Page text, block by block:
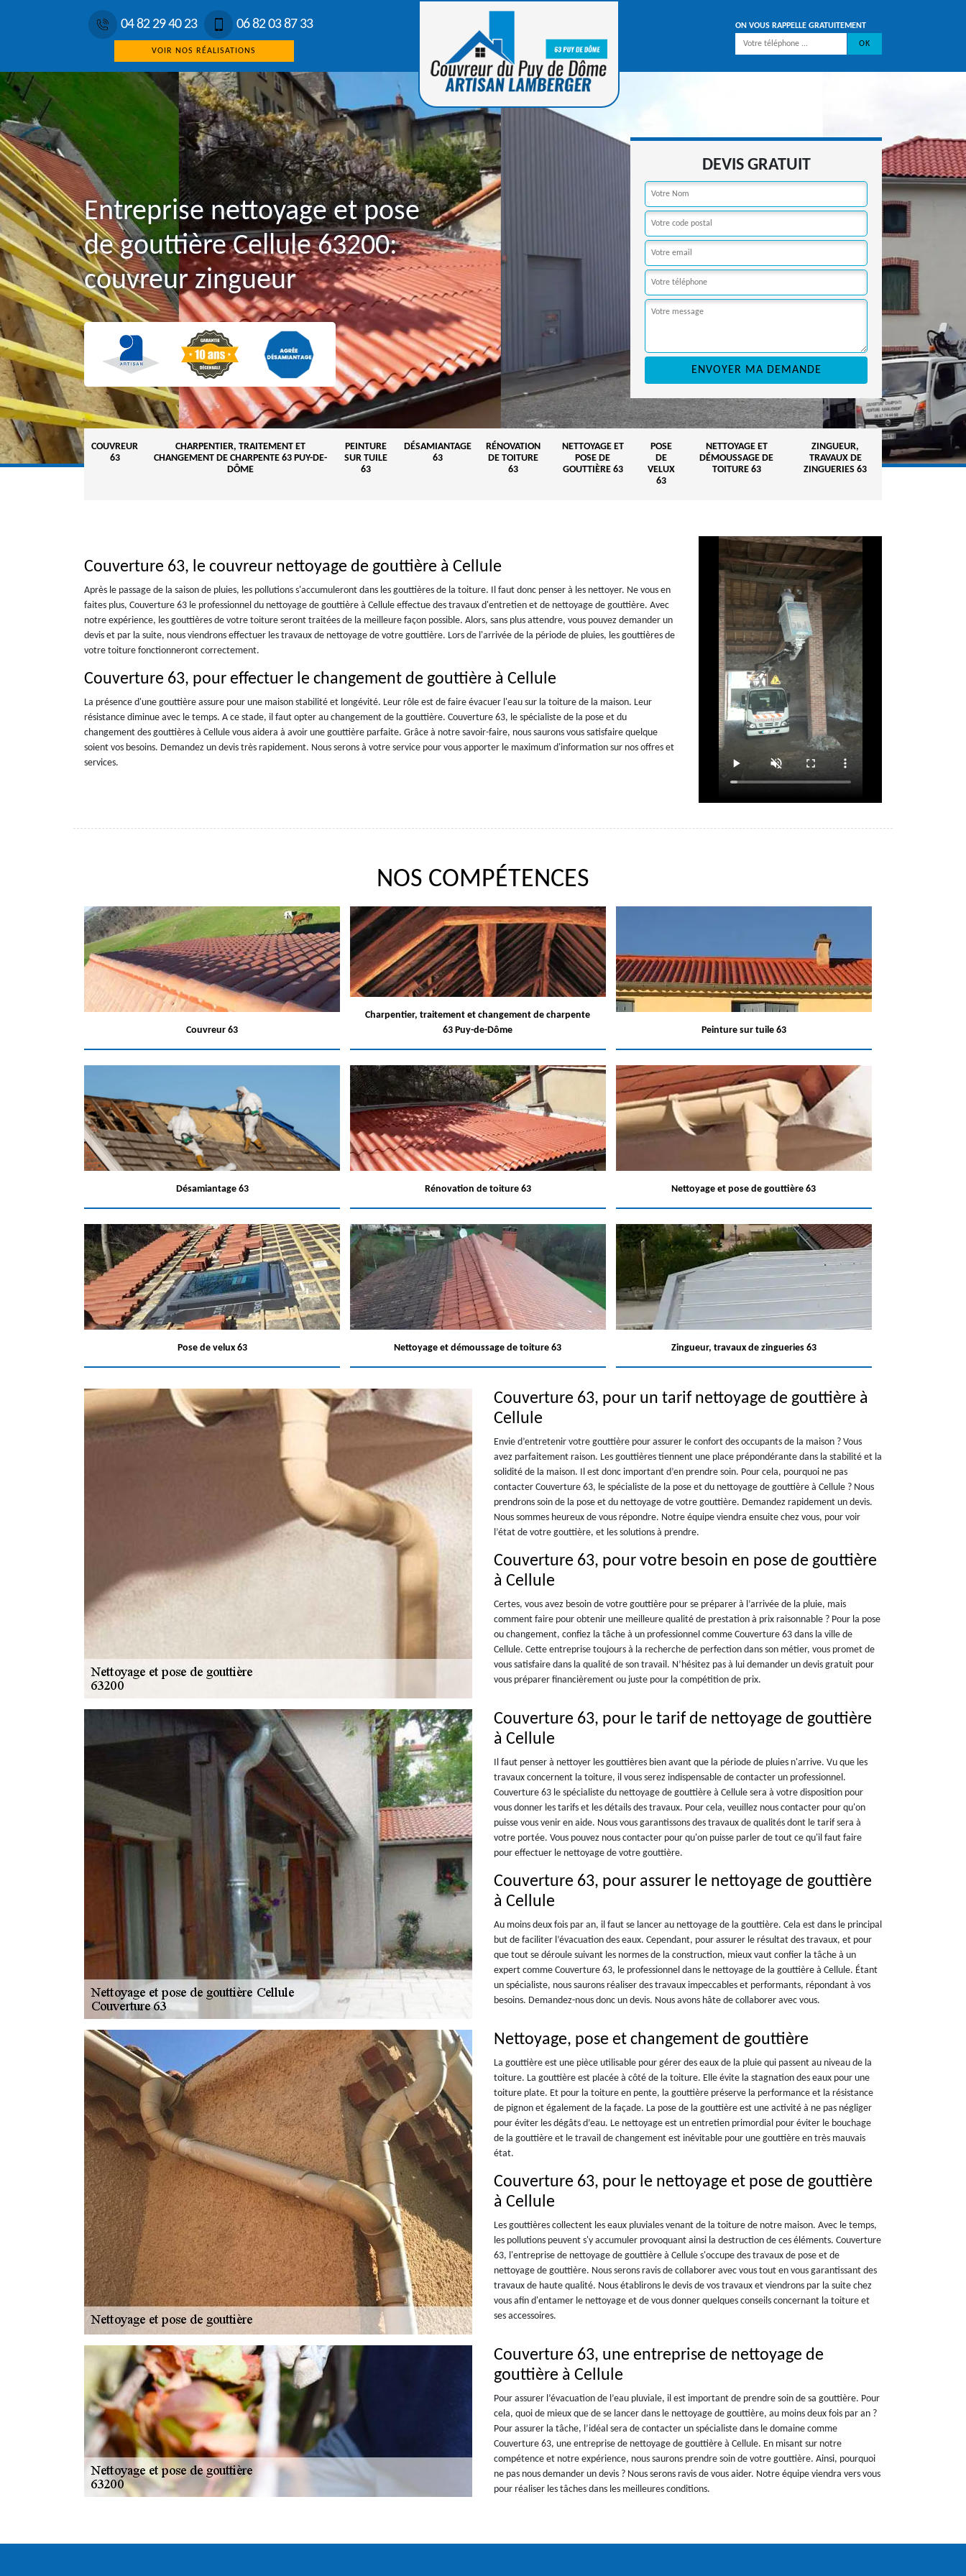
04 82 29 40 23 06 82 03 87 33
VOIR NOS RÉALISATIONS
ON VOUS RAPPELLE GRATUITEMENT
Entreprise nettoyage et pose
de gouttière Cellule 63200:
couvreur zingueur
DEVIS GRATUIT
COUVREUR
63
CHARPENTIER, TRAITEMENT ET
CHANGEMENT DE CHARPENTE 63 PUY-DE-
DÔME
PEINTURE
SUR TUILE
63
DÉSAMIANTAGE
63
RÉNOVATION
DE TOITURE
63
NETTOYAGE ET
POSE DE
GOUTTIÈRE 63
POSE
DE
VELUX
63
NETTOYAGE ET
DÉMOUSSAGE DE
TOITURE 63
ZINGUEUR,
TRAVAUX DE
ZINGUERIES 63
Couverture 63, le couvreur nettoyage de gouttière à Cellule
Après le passage de la saison de pluies, les pollutions s'accumuleront dans les gouttières de la toiture. Il faut donc penser à les nettoyer. Ne vous en
faites plus, Couverture 63 le professionnel du nettoyage de gouttière à Cellule effectue des travaux d'entretien et de nettoyage de gouttière. Avec
notre expérience, les gouttières de votre toiture seront traitées de la meilleure façon possible. Alors, sans plus attendre, vous pouvez demander un
devis et par la suite, nous viendrons effectuer les travaux de nettoyage de votre gouttière. Lors de l'arrivée de la période de pluies, les gouttières de
votre toiture fonctionneront correctement.
Couverture 63, pour effectuer le changement de gouttière à Cellule
La présence d'une gouttière assure pour une maison stabilité et longévité. Leur rôle est de faire évacuer l'eau sur la toiture de la maison. Leur
résistance diminue avec le temps. A ce stade, il faut opter au changement de la gouttière. Couverture 63, le spécialiste de la pose et du
changement des gouttières à Cellule vous aidera à avoir une gouttière parfaite. Grâce à notre savoir-faire, nous saurons vous satisfaire quelque
soient vos besoins. Demandez un devis très rapidement. Nous serons à votre service pour vous apporter le maximum d'information sur nos offres et
services.
NOS COMPÉTENCES
Couvreur 63
Charpentier, traitement et changement de charpente
63 Puy-de-Dôme
Peinture sur tuile 63
Désamiantage 63 Rénovation de toiture 63 Nettoyage et pose de gouttière 63
Pose de velux 63 Nettoyage et démoussage de toiture 63 Zingueur, travaux de zingueries 63
Couverture 63, pour un tarif nettoyage de gouttière à
Cellule
Envie d’entretenir votre gouttière pour assurer le confort des occupants de la maison ? Vous
avez parfaitement raison. Les gouttières tiennent une place prépondérante dans la stabilité et la
solidité de la maison. Il est donc important d’en prendre soin. Pour cela, pourquoi ne pas
contacter Couverture 63, le spécialiste de la pose et du nettoyage de gouttière à Cellule ? Nous
prendrons soin de la pose et du nettoyage de votre gouttière. Demandez rapidement un devis.
Nous sommes heureux de vous répondre. Notre équipe viendra ensuite chez vous, pour voir
l’état de votre gouttière, et les solutions à prendre.
Couverture 63, pour votre besoin en pose de gouttière
à Cellule
Certes, vous avez besoin de votre gouttière pour se préparer à l’arrivée de la pluie, mais
comment faire pour obtenir une meilleure qualité de prestation à prix raisonnable ? Pour la pose
ou changement, confiez la tâche à un professionnel comme Couverture 63 dans la ville de
Cellule. Cette entreprise toujours à la recherche de perfection dans son métier, vous promet de
vous satisfaire dans la qualité de son travail. N’hésitez pas à lui demander un devis gratuit pour
vous préparer financièrement ou juste pour la compétition de prix.
Couverture 63, pour le tarif de nettoyage de gouttière
à Cellule
Il faut penser à nettoyer les gouttières bien avant que la période de pluies n'arrive. Vu que les
travaux concernent la toiture, il vous serez indispensable de contacter un professionnel.
Couverture 63 le spécialiste du nettoyage de gouttière à Cellule sera à votre disposition pour
vous donner les tarifs et les détails des travaux. Pour cela, veuillez nous contacter pour qu'on
puisse vous venir en aide. Nous vous garantissons des travaux de qualités dont le tarif sera à
votre portée. Vous pouvez nous contacter pour qu'on puisse parler de tout ce qu'il faut faire
pour effectuer le nettoyage de votre gouttière.
Couverture 63, pour assurer le nettoyage de gouttière
à Cellule
Au moins deux fois par an, il faut se lancer au nettoyage de la gouttière. Cela est dans le principal
but de faciliter l’évacuation des eaux. Cependant, pour assurer le résultat des travaux, et pour
que tout se déroule suivant les normes de la construction, mieux vaut confier la tâche à un
expert comme Couverture 63, le professionnel dans le nettoyage de la gouttière à Cellule. Étant
un spécialiste, nous saurons réaliser des travaux impeccables et performants, répondant à vos
besoins. Demandez-nous donc un devis. Nous avons hâte de collaborer avec vous.
Nettoyage, pose et changement de gouttière
La gouttière est une pièce utilisable pour gérer des eaux de la pluie qui passent au niveau de la
toiture. La gouttière est placée à côté de la toiture. Elle évite la stagnation des eaux pour une
toiture plate. Et pour la toiture en pente, la gouttière préserve la performance et la résistance
de pignon et également de la façade. La pose de la gouttière est une activité à ne pas négliger
pour éviter les dégâts d’eau. Le nettoyage est un entretien primordial pour éviter le bouchage
de la gouttière et le travail de changement est inévitable pour une gouttière en très mauvais
état.
Couverture 63, pour le nettoyage et pose de gouttière
à Cellule
Les gouttières collectent les eaux pluviales venant de la toiture de notre maison. Avec le temps,
les pollutions peuvent s'y accumuler provoquant ainsi la destruction de ces éléments. Couverture
63, l'entreprise de nettoyage de gouttière à Cellule s'occupe des travaux de pose et de
nettoyage de gouttière. Nous serons ravis de collaborer avec vous tout en vous garantissant des
travaux de haute qualité. Nous établirons le devis de vos travaux et viendrons par la suite chez
vous afin d'entamer le nettoyage et de vous donner quelques conseils concernant la toiture et
ses accessoires.
Couverture 63, une entreprise de nettoyage de
gouttière à Cellule
Pour assurer l’évacuation de l’eau pluviale, il est important de prendre soin de sa gouttière. Pour
cela, quoi de mieux que de se lancer dans le nettoyage de gouttière, au moins deux fois par an ?
Pour assurer la tâche, l’idéal sera de contacter un spécialiste dans le domaine comme
Couverture 63, une entreprise de nettoyage de gouttière à Cellule. En misant sur notre
compétence et notre expérience, nous saurons prendre soin de votre gouttière. Ainsi, pourquoi
ne pas nous demander un devis ? Nous serons ravis de vous aider. Notre équipe viendra vers vous
pour réaliser les tâches dans les meilleures conditions.